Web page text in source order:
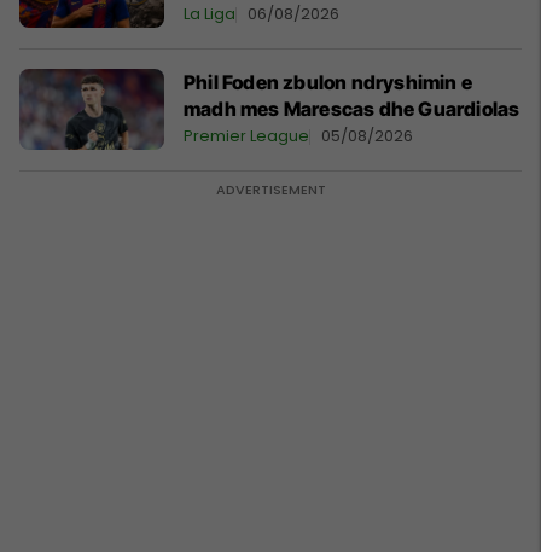
La Liga 06/08/2026
Phil Foden zbulon ndryshimin e
madh mes Marescas dhe Guardiolas
Premier League 05/08/2026